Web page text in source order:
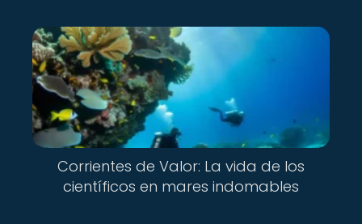
Corrientes de Valor: La vida de los
científicos en mares indomables